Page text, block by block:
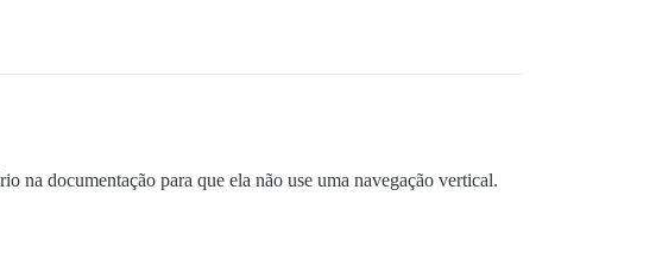
na documentação para que ela não use uma navegação vertical.